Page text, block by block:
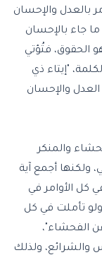
بالعدل والإحسان
ما جاء بالإحسان
الحقوق، فتُؤتي
"إيتاء ذي
والإحسان
والمنكر
ولكنها أجمع آية
كل الأوامر في
تأملت في كل
الفحشاء"،
والشرائع، ولذلك